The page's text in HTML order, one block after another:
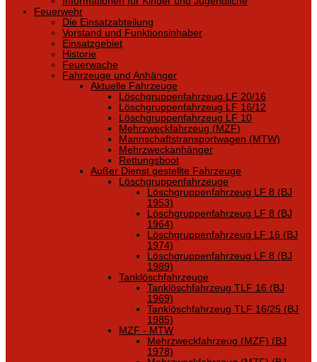
Feuerwehr
Die Einsatzabteilung
Vorstand und Funktionsinhaber
Einsatzgebiet
Historie
Feuerwache
Fahrzeuge und Anhänger
Aktuelle Fahrzeuge
Löschgruppenfahrzeug LF 20/16
Löschgruppenfahrzeug LF 16/12
Löschgruppenfahrzeug LF 10
Mehrzweckfahrzeug (MZF)
Mannschaftstransportwagen (MTW)
Mehrzweckanhänger
Rettungsboot
Außer Dienst gestellte Fahrzeuge
Löschgruppenfahrzeuge
Löschgruppenfahrzeug LF 8 (BJ
1953)
Löschgruppenfahrzeug LF 8 (BJ
1964)
Löschgruppenfahrzeug LF 16 (BJ
1974)
Löschgruppenfahrzeug LF 8 (BJ
1989)
Tanklöschfahrzeuge
Tanklöschfahrzeug TLF 16 (BJ
1969)
Tanklöschfahrzeug TLF 16/25 (BJ
1985)
MZF - MTW
Mehrzweckfahrzeug (MZF) (BJ
1978)